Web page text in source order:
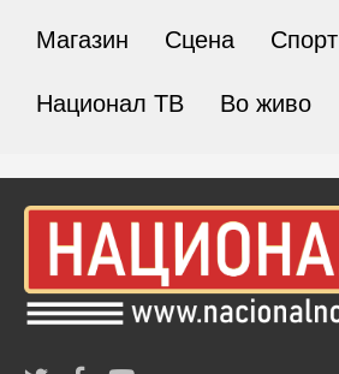
Магазин Сцена Спорт
Национал ТВ Во живо